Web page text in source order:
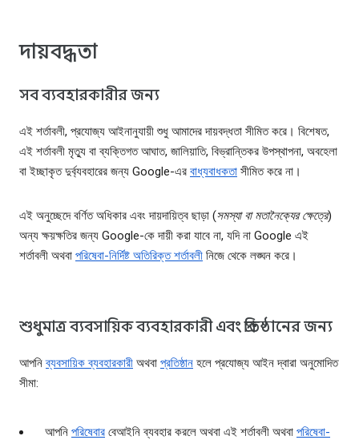
দায়বদ্ধতা
সব ব্যবহারকারীর জন্য
এই শর্তাবলী, প্রযোজ্য আইনানুযায়ী শুধু আমাদের দায়বদ্ধতা সীমিত করে। বিশেষত,
এই শর্তাবলী মৃত্যু বা ব্যক্তিগত আঘাত, জালিয়াতি, বিভ্রান্তিকর উপস্থাপনা, অবহেলা
বা ইচ্ছাকৃত দুর্ব্যবহারের জন্য Google-এর বাধ্যবাধকতা সীমিত করে না।
এই অনুচ্ছেদে বর্ণিত অধিকার এবং দায়দায়িত্ব ছাড়া (সমস্যা বা মতানৈক্যের ক্ষেত্রে)
অন্য ক্ষয়ক্ষতির জন্য Google-কে দায়ী করা যাবে না, যদি না Google এই
শর্তাবলী অথবা পরিষেবা-নির্দিষ্ট অতিরিক্ত শর্তাবলী নিজে থেকে লঙ্ঘন করে।
শুধুমাত্র ব্যবসায়িক ব্যবহারকারী এবং প্রতিষ্ঠানের জন্য
আপনিব্যবসায়িক ব্যবহারকারী অথবা প্রতিষ্ঠান হলে প্রযোজ্য আইন দ্বারা অনুমোদিত
সীমা:
আপনি পরিষেবার বেআইনি ব্যবহার করলে অথবা এই শর্তাবলী অথবা পরিষেবা-